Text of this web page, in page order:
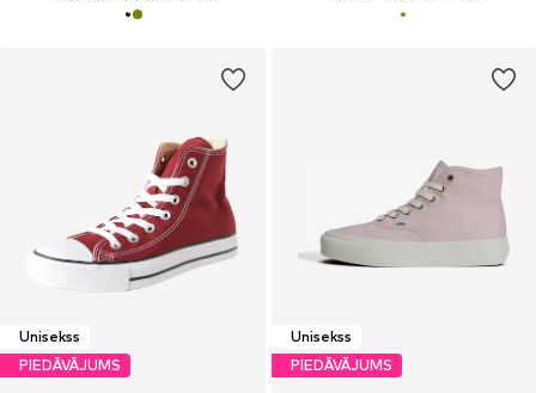
Unisekss
PIEDĀVĀJUMS
Unisekss
PIEDĀVĀJUMS